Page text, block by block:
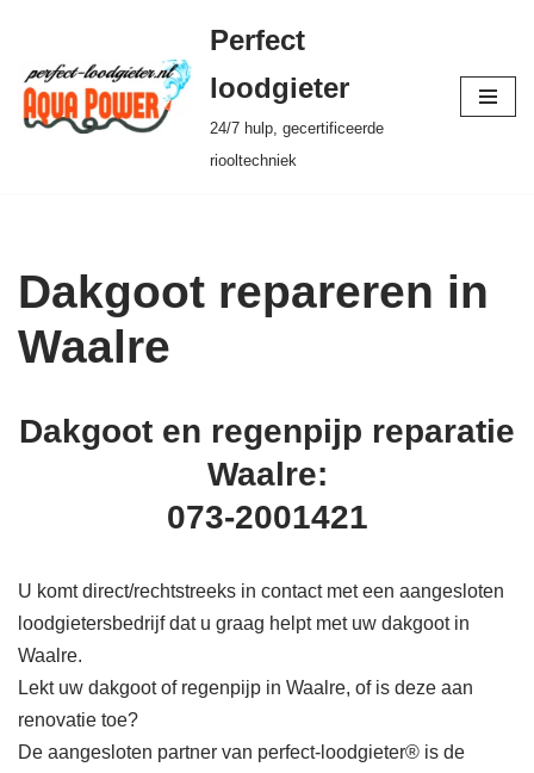
Ga
naar
de
Perfect
loodgieter
24/7 hulp, gecertificeerde
riooltechniek
Dakgoot repareren in
Waalre
Dakgoot en regenpijp reparatie
Waalre:
073-2001421
U komt direct/rechtstreeks in contact met een aangesloten
loodgietersbedrijf dat u graag helpt met uw dakgoot in
Waalre.
Lekt uw dakgoot of regenpijp in Waalre, of is deze aan
renovatie toe?
De aangesloten partner van perfect-loodgieter® is de